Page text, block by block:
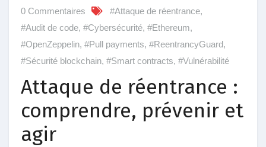
0 Commentaires
#Attaque de réentrance,
#Audit de code, #Cybersécurité, #Ethereum,
#OpenZeppelin, #Pull payments, #ReentrancyGuard,
#Sécurité blockchain, #Smart contracts, #Vulnérabilité
Attaque de réentrance :
comprendre, prévenir et
agir